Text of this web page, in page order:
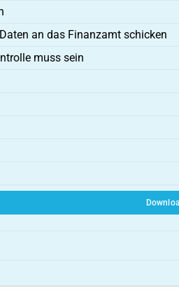
an das Finanzamt schicken
muss sein